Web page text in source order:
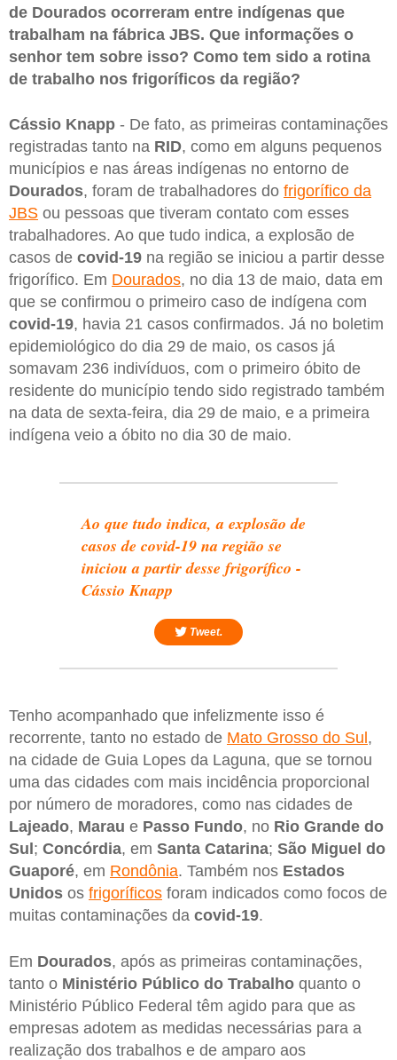
de Dourados ocorreram entre indígenas que
trabalham na fábrica JBS. Que informações o
senhor tem sobre isso? Como tem sido a rotina
de trabalho nos frigoríficos da região?
Cássio Knapp - De fato, as primeiras contaminações
registradas tanto na RID, como em alguns pequenos
municípios e nas áreas indígenas no entorno de
Dourados, foram de trabalhadores do frigorífico da
JBS ou pessoas que tiveram contato com esses
trabalhadores. Ao que tudo indica, a explosão de
casos de covid-19 na região se iniciou a partir desse
frigorífico. Em Dourados, no dia 13 de maio, data em
que se confirmou o primeiro caso de indígena com
covid-19, havia 21 casos confirmados. Já no boletim
epidemiológico do dia 29 de maio, os casos já
somavam 236 indivíduos, com o primeiro óbito de
residente do município tendo sido registrado também
na data de sexta-feira, dia 29 de maio, e a primeira
indígena veio a óbito no dia 30 de maio.
Ao que tudo indica, a explosão de
casos de covid-19 na região se
iniciou a partir desse frigorífico -
Cássio Knapp
Tweet.
Tenho acompanhado que infelizmente isso é
recorrente, tanto no estado de Mato Grosso do Sul,
na cidade de Guia Lopes da Laguna, que se tornou
uma das cidades com mais incidência proporcional
por número de moradores, como nas cidades de
Lajeado, Marau e Passo Fundo, no Rio Grande do
Sul; Concórdia, em Santa Catarina; São Miguel do
Guaporé, em Rondônia. Também nos Estados
Unidos os frigoríficos foram indicados como focos de
muitas contaminações da covid-19.
Em Dourados, após as primeiras contaminações,
tanto o Ministério Público do Trabalho quanto o
Ministério Público Federal têm agido para que as
empresas adotem as medidas necessárias para a
realização dos trabalhos e de amparo aos